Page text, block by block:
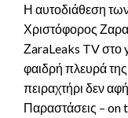
Η αυτοδιάθεση
Χριστόφορος
ΖaraLeaks TV στο
φαιδρή πλευρά
πειραχτήρι δεν
Παραστάσεις –